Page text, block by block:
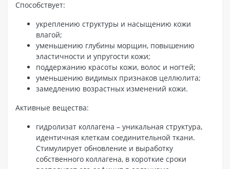
Способствует:
укреплению структуры и насыщению кожи
влагой;
уменьшению глубины морщин, повышению
эластичности и упругости кожи;
поддержанию красоты кожи, волос и ногтей;
уменьшению видимых признаков целлюлита;
замедлению возрастных изменений кожи.
Активные вещества:
гидролизат коллагена – уникальная структура,
идентичная клеткам соединительной ткани.
Стимулирует обновление и выработку
собственного коллагена, в короткие сроки